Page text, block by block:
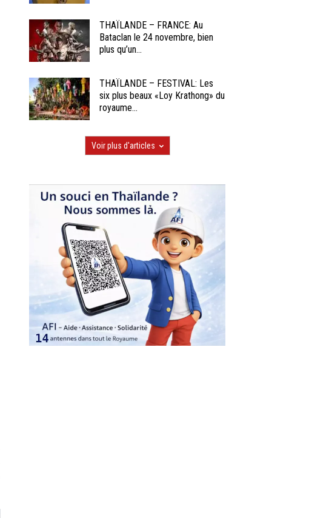
THAÏLANDE – FRANCE: Au
Bataclan le 24 novembre, bien
plus qu’un...
THAÏLANDE – FESTIVAL: Les
six plus beaux «Loy Krathong» du
royaume...
Voir plus d'articles